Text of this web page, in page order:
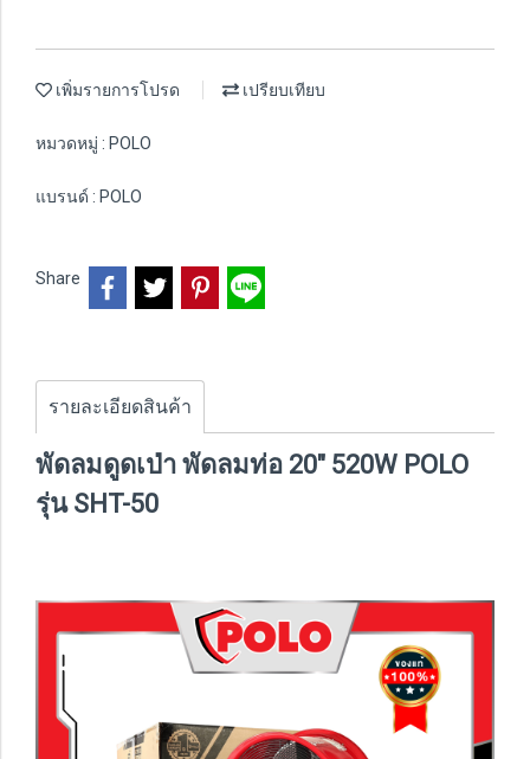
เพิ่มรายการโปรด เปรียบเทียบ
หมวดหมู่ : POLO
แบรนด์ : POLO
Share
รายละเอียดสินค้า
พัดลมดูดเป่า พัดลมท่อ 20" 520W POLO
รุ่น SHT-50